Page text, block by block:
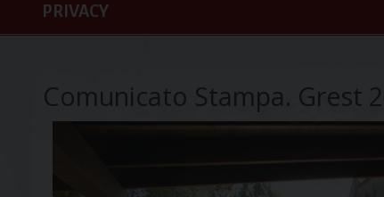
PRIVACY
Comunicato Stampa. Grest